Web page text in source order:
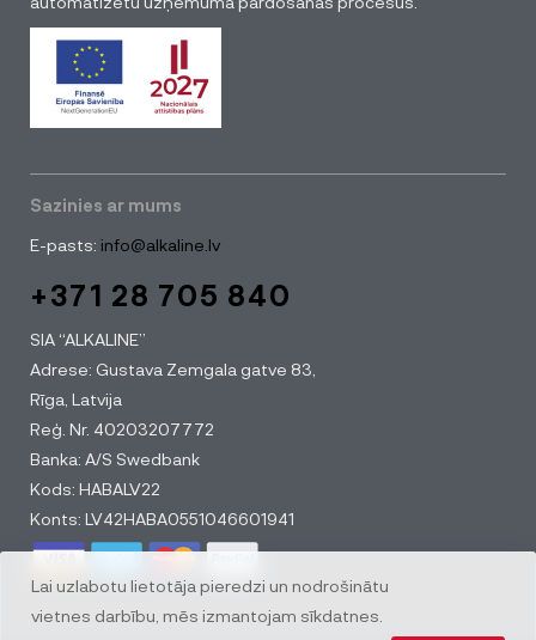
Lai uzlabotu lietotāja pieredzi un nodrošinātu
vietnes darbību, mēs izmantojam sīkdatnes.
Sazinies ar mums
E-pasts: info@alkaline.lv
+371 28 705 840
SIA “ALKALINE”
Adrese: Gustava Zemgala gatve 83,
Rīga, Latvija
Reģ. Nr. 40203207772
Banka: A/S Swedbank
Kods: HABALV22
Konts: LV42HABA0551046601941